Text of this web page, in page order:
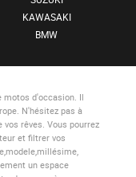
KAWASAKI
BMW
d'occasion. Il
N'hésitez pas à
rêves. Vous pourrez
et filtrer vos
un espace